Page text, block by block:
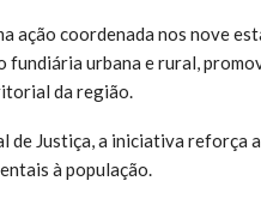
ação coordenada nos nove
fundiária urbana e rural,
da região.
de Justiça, a iniciativa reforça
à população.